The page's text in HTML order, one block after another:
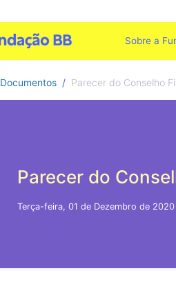
Sobre a
Documentos Parecer do Conselho
Parecer do
Terça-feira, 01 de Dezembro de